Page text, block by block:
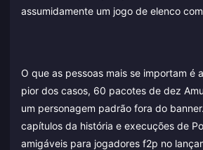
assumidamente um jogo de elenco
O que as pessoas mais se importam
pior dos casos, 60 pacotes de dez
um personagem padrão fora do
capítulos da história e execuções de
amigáveis para jogadores f2p no